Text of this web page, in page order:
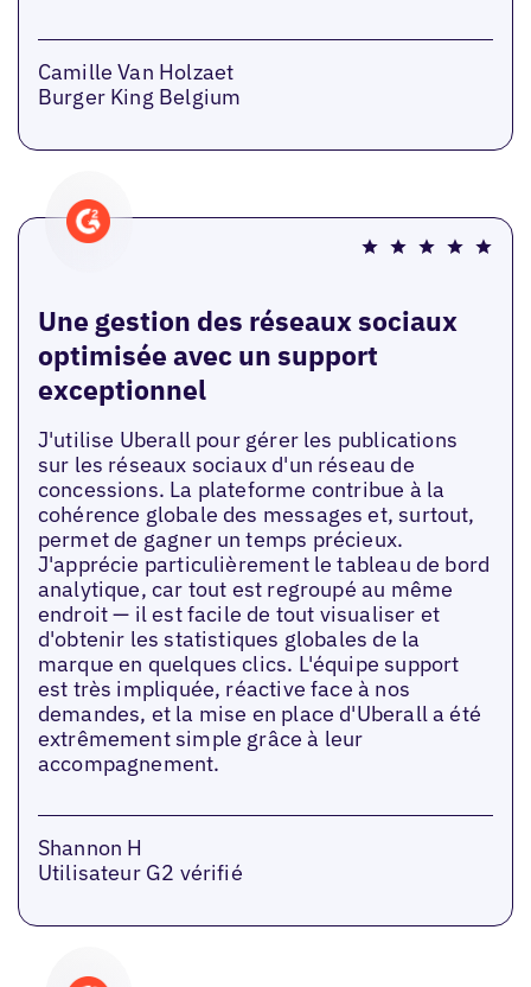
Camille Van Holzaet
Burger King Belgium
Une gestion des réseaux sociaux
optimisée avec un support
exceptionnel
J'utilise Uberall pour gérer les publications
sur les réseaux sociaux d'un réseau de
concessions. La plateforme contribue à la
cohérence globale des messages et, surtout,
permet de gagner un temps précieux.
J'apprécie particulièrement le tableau de bord
analytique, car tout est regroupé au même
endroit — il est facile de tout visualiser et
d'obtenir les statistiques globales de la
marque en quelques clics. L'équipe support
est très impliquée, réactive face à nos
demandes, et la mise en place d'Uberall a été
extrêmement simple grâce à leur
accompagnement.
Shannon H
Utilisateur G2 vérifié